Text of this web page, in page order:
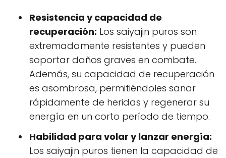
Resistencia y capacidad de
recuperación: Los saiyajin puros son
extremadamente resistentes y pueden
soportar daños graves en combate.
Además, su capacidad de recuperación
es asombrosa, permitiéndoles sanar
rápidamente de heridas y regenerar su
energía en un corto período de tiempo.
Habilidad para volar y lanzar energía:
Los saiyajin puros tienen la capacidad de